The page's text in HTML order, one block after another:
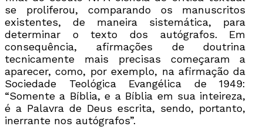
se proliferou, comparando os manuscritos
existentes, de maneira sistemática, para
determinar o texto dos autógrafos. Em
consequência, afirmações de doutrina
tecnicamente mais precisas começaram a
aparecer, como, por exemplo, na afirmação da
Sociedade Teológica Evangélica de 1949:
“Somente a Bíblia, e a Bíblia em sua inteireza,
é a Palavra de Deus escrita, sendo, portanto,
inerrante nos autógrafos”.